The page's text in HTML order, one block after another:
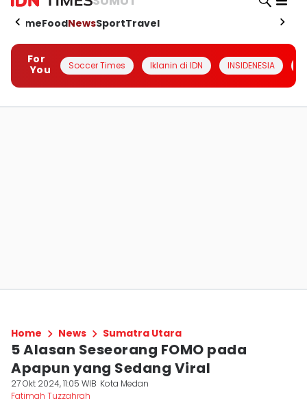
HomeFoodNewsSportTravel
For
You
Soccer Times Iklanin di IDN INSIDENESIA
Home News Sumatra Utara
5 Alasan Seseorang FOMO pada
Apapun yang Sedang Viral
27 Okt 2024, 11:05 WIB Kota Medan
Fatimah Tuzzahrah